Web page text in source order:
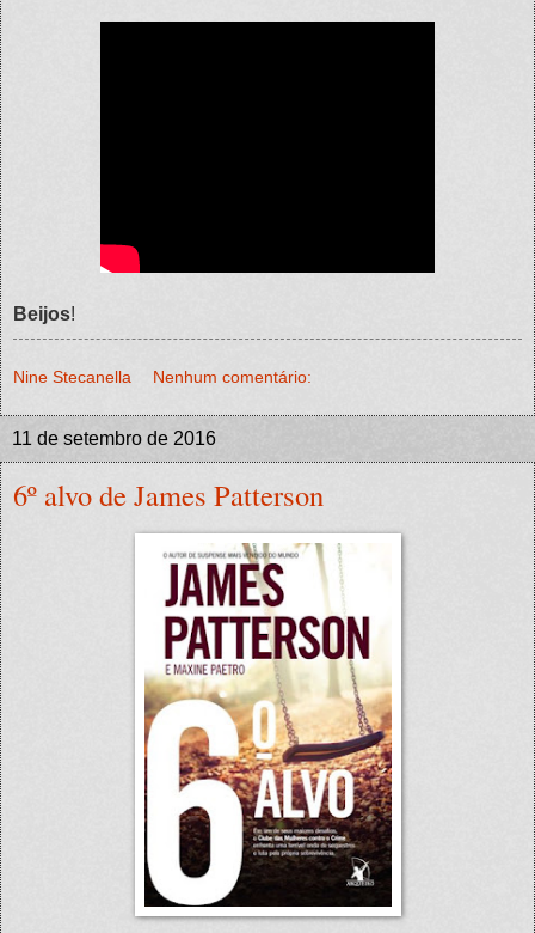
Beijos!
Nine Stecanella Nenhum comentário:
11 de setembro de 2016
6º alvo de James Patterson